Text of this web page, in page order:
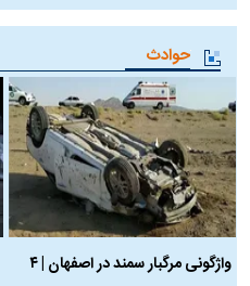
حوادث
واژگونی مرگبار سمند در اصفهان | ۴